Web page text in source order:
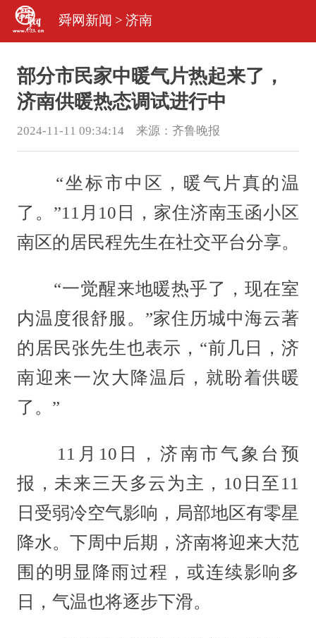
舜网新闻 > 济南
部分市民家中暖气片热起来了，
济南供暖热态调试进行中
2024-11-11 09:34:14 来源： 齐鲁晚报
“坐标市中区，暖气片真的温
了。”11月10日，家住济南玉函小区
南区的居民程先生在社交平台分享。
“一觉醒来地暖热乎了，现在室
内温度很舒服。”家住历城中海云著
的居民张先生也表示，“前几日，济
南迎来一次大降温后，就盼着供暖
了。”
11月10日，济南市气象台预
报，未来三天多云为主，10日至11
日受弱冷空气影响，局部地区有零星
降水。下周中后期，济南将迎来大范
围的明显降雨过程，或连续影响多
日，气温也将逐步下滑。